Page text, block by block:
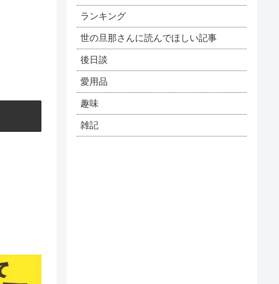
ランキング
世の旦那さんに読んでほしい記事
後日談
愛用品
趣味
雑記